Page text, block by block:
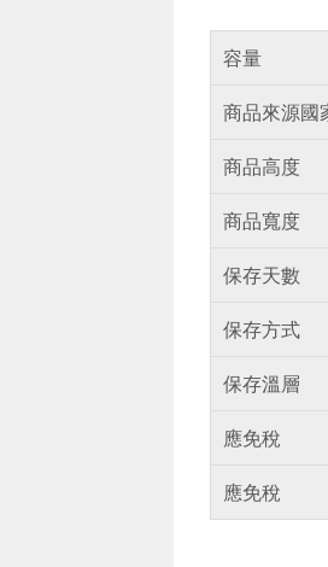
容量
商品來源國
商品高度
商品寬度
保存天數
保存方式
保存溫層
應免稅
應免稅